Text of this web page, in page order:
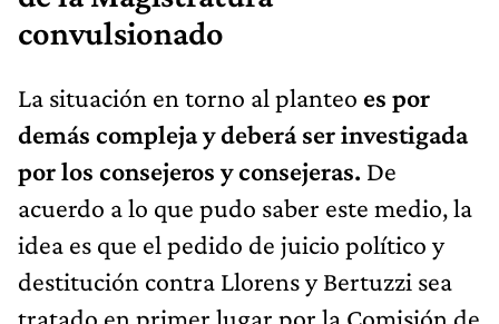
convulsionado
La situación en torno al planteo es por
demás compleja y deberá ser investigada
por los consejeros y consejeras. De
acuerdo a lo que pudo saber este medio, la
idea es que el pedido de juicio político y
destitución contra Llorens y Bertuzzi sea
tratado en primer lugar por la Comisión de